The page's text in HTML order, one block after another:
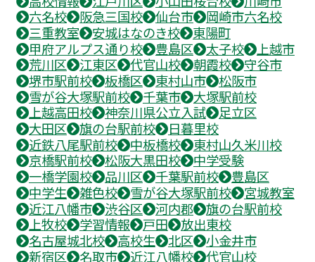
六名校
阪急三国校 仙台市
岡崎市六名校
三重教室
安城はなのき校
東陽町
甲府アルプス通り校
豊島区 太子校
上越市
荒川区
江東区 代官山校 朝霞校
守谷市
堺市駅前校
板橋区 東村山市
松阪市
雪が谷大塚駅前校
千葉市
大塚駅前校
上越高田校
神奈川県公立入試
足立区
大田区
旗の台駅前校
日暮里校
近鉄八尾駅前校
中板橋校
東村山久米川校
京橋駅前校
松阪大黒田校
中学受験
一橋学園校
品川区 千葉駅前校
豊島区
中学生
雑色校 雪が谷大塚駅前校
宮城教室
近江八幡市
渋谷区 河内郡
旗の台駅前校
上牧校
学習情報 戸田
放出東校
名古屋城北校
高校生 北区
小金井市
新宿区
名取市 近江八幡校
代官山校